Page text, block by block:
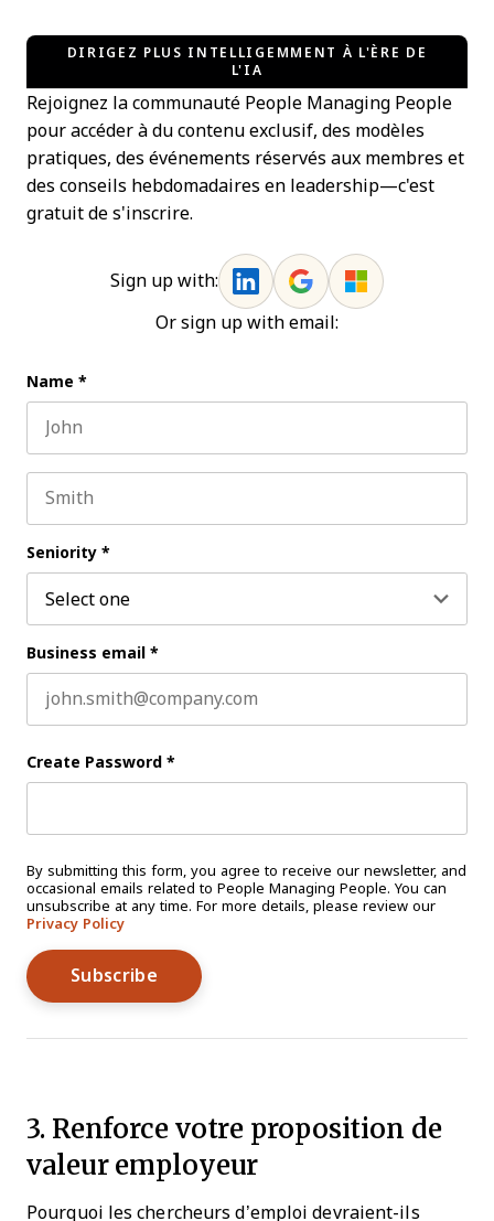
DIRIGEZ PLUS INTELLIGEMMENT À L'ÈRE DE
L'IA
Rejoignez la communauté People Managing People
pour accéder à du contenu exclusif, des modèles
pratiques, des événements réservés aux membres et
des conseils hebdomadaires en leadership—c'est
gratuit de s'inscrire.
Sign up with:
Or sign up with email:
Name *
Seniority *
Business email *
Create Password *
By submitting this form, you agree to receive our newsletter, and
occasional emails related to People Managing People. You can
unsubscribe at any time. For more details, please review our
Privacy Policy
3. Renforce votre proposition de
valeur employeur
Pourquoi les chercheurs d’emploi devraient-ils